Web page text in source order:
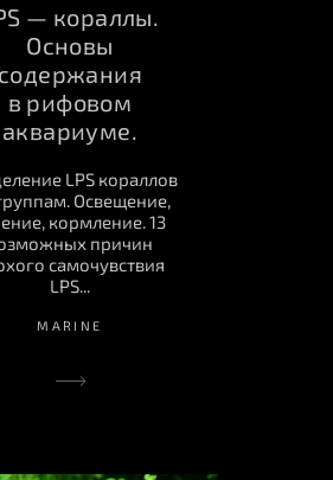
— кораллы.
Основы
содержания
в рифовом
аквариуме.
LPS кораллов
Освещение,
кормление. 13
причин
самочувствия
LPS...
MARINE